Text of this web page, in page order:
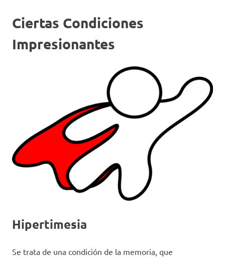
Ciertas Condiciones
Impresionantes
Hipertimesia
Se trata de una condición de la memoria, que